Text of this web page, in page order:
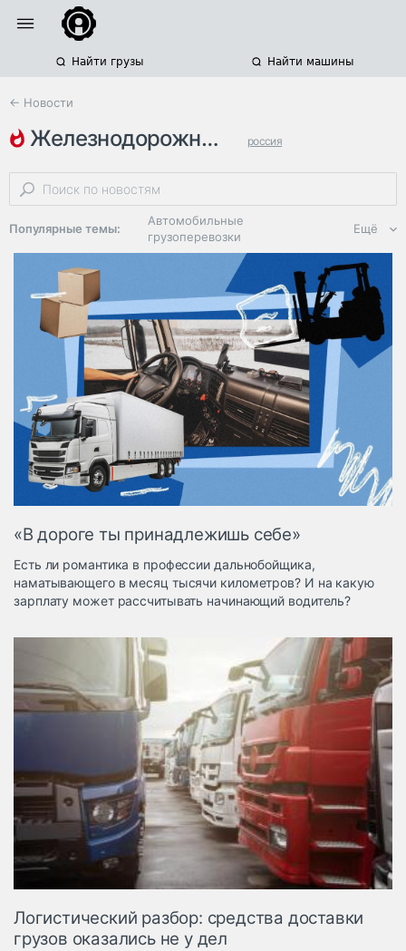
Найти грузы Найти машины
← Новости
железнодорожные грузоперевозки россия
международные грузоперевозки контейнерные грузоперевозки
Популярные темы:
Автомобильные
грузоперевозки
ЭДО, ИТ в
логистике
Дороги,
инфраструктура
Логистика, грузы
Негабаритные и
опасные грузы
Безопасность и
страхование
Таможня и ВЭД
Склады и
грузовые
терминалы
транспорт
Спецтехника
Автосервис,
запчасти, шины
Топливо, масла и
автохимия
Дзен
Ещё
«В дороге ты принадлежишь себе»
Есть ли романтика в профессии дальнобойщика,
наматывающего в месяц тысячи километров? И на какую
зарплату может рассчитывать начинающий водитель?
Логистический разбор: средства доставки
грузов оказались не у дел